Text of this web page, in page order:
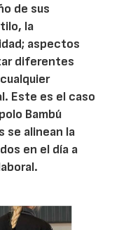
de sus
la
aspectos
diferentes
Este es el caso
Bambú
se alinean la
en el día a